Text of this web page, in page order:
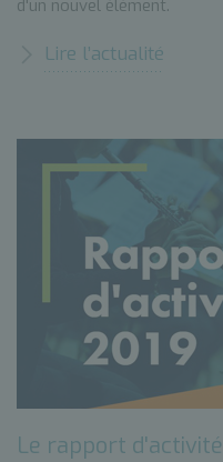
d'un nouvel élément.
Lire l’actualité
Le rapport